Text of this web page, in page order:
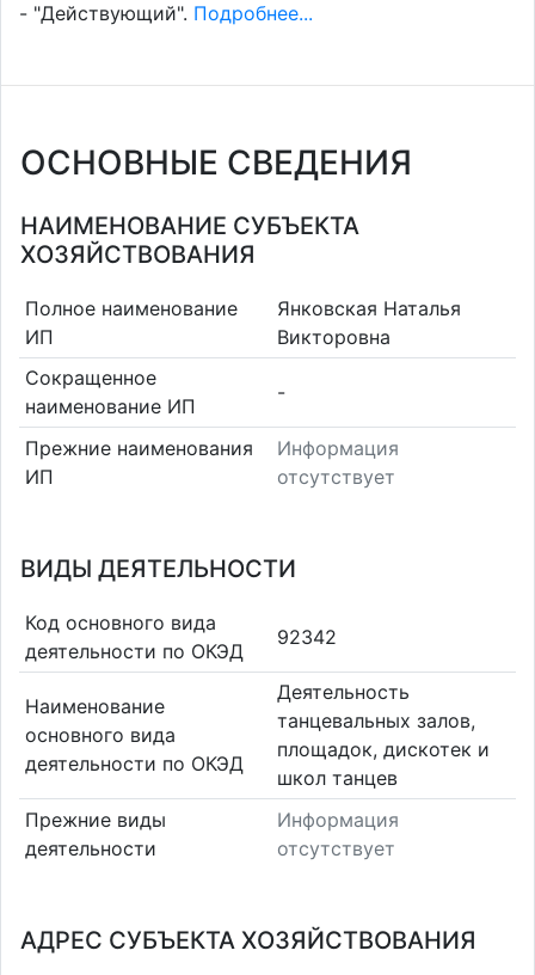
- "Действующий". Подробнее...
ОСНОВНЫЕ СВЕДЕНИЯ
НАИМЕНОВАНИЕ СУБЪЕКТА
ХОЗЯЙСТВОВАНИЯ
Полное наименование
ИП
Янковская Наталья
Викторовна
Сокращенное
наименование ИП
-
Прежние наименования
ИП
Информация
отсутствует
ВИДЫ ДЕЯТЕЛЬНОСТИ
Код основного вида
деятельности по ОКЭД
92342
Наименование
основного вида
деятельности по ОКЭД
Деятельность
танцевальных залов,
площадок, дискотек и
школ танцев
Прежние виды
деятельности
Информация
отсутствует
АДРЕС СУБЪЕКТА ХОЗЯЙСТВОВАНИЯ